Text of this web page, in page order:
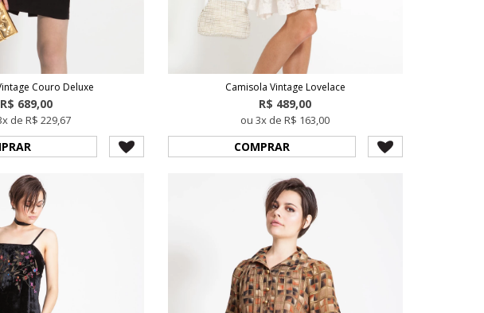
Couro Deluxe
R$ 689,00
de R$ 229,67
Camisola Vintage Lovelace
R$ 489,00
ou 3x de R$ 163,00
COMPRAR